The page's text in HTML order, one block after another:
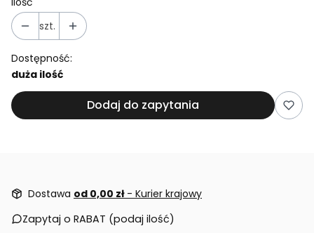
szt.
Dostępność:
duża ilość
Dodaj do zapytania
Dostawa od 0,00 zł - Kurier krajowy
Zapytaj o RABAT (podaj ilość)